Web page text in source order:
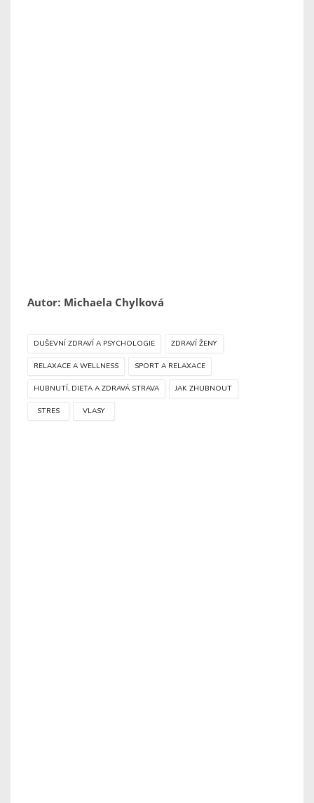
Autor: Michaela Chylková
DUŠEVNÍ ZDRAVÍ A PSYCHOLOGIE ZDRAVÍ ŽENY
RELAXACE A WELLNESS SPORT A RELAXACE
HUBNUTÍ, DIETA A ZDRAVÁ STRAVA JAK ZHUBNOUT
STRES VLASY